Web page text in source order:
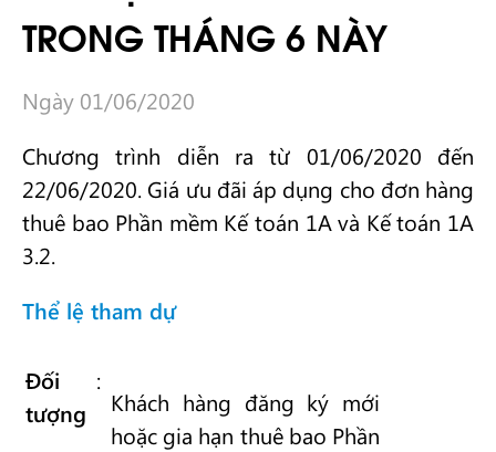
TRONG THÁNG 6 NÀY
Ngày 01/06/2020
Chương trình diễn ra từ 01/06/2020 đến
22/06/2020. Giá ưu đãi áp dụng cho đơn hàng
thuê bao Phần mềm Kế toán 1A và Kế toán 1A
3.2.
Thể lệ tham dự
Đối
tượng
:
Khách hàng đăng ký mới
hoặc gia hạn thuê bao Phần